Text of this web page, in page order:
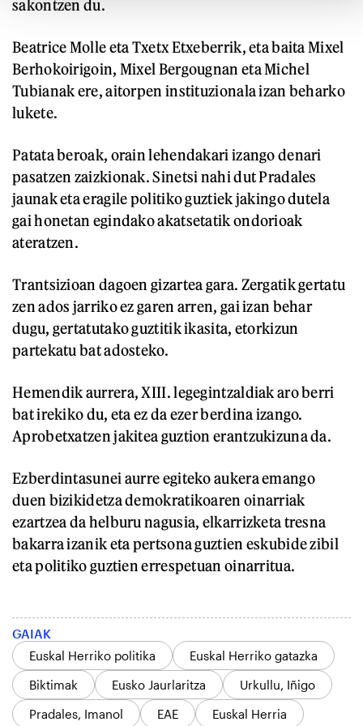
sakontzen du.
Beatrice Molle eta Txetx Etxeberrik, eta baita Mixel
Berhokoirigoin, Mixel Bergougnan eta Michel
Tubianak ere, aitorpen instituzionala izan beharko
lukete.
Patata beroak, orain lehendakari izango denari
pasatzen zaizkionak. Sinetsi nahi dut Pradales
jaunak eta eragile politiko guztiek jakingo dutela
gai honetan egindako akatsetatik ondorioak
ateratzen.
Trantsizioan dagoen gizartea gara. Zergatik gertatu
zen ados jarriko ez garen arren, gai izan behar
dugu, gertatutako guztitik ikasita, etorkizun
partekatu bat adosteko.
Hemendik aurrera, XIII. legegintzaldiak aro berri
bat irekiko du, eta ez da ezer berdina izango.
Aprobetxatzen jakitea guztion erantzukizuna da.
Ezberdintasunei aurre egiteko aukera emango
duen bizikidetza demokratikoaren oinarriak
ezartzea da helburu nagusia, elkarrizketa tresna
bakarra izanik eta pertsona guztien eskubide zibil
eta politiko guztien errespetuan oinarritua.
GAIAK
Euskal Herriko politika
Euskal Herriko gatazka
Biktimak
Eusko Jaurlaritza
Urkullu, Iñigo
Pradales, Imanol
EAE Euskal Herria